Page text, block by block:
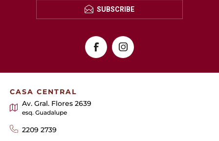
SUBSCRIBE
CASA CENTRAL
Av. Gral. Flores 2639
esq. Guadalupe
2209 2739